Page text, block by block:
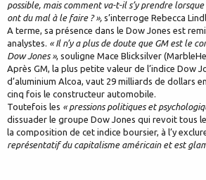
possible, mais comment va-t-il s’y prendre
ont du mal à le faire ? », s’interroge Rebecca
A terme, sa présence dans le Dow Jones est
analystes. « Il n’y a plus de doute que GM est le
Dow Jones », souligne Mace Blicksilver
Après GM, la plus petite valeur de l’indice Dow
d’aluminium Alcoa, vaut 29 milliards de dollars
cinq fois le constructeur automobile.
Toutefois les « pressions politiques et
dissuader le groupe Dow Jones qui revoit tous
la composition de cet indice boursier, à l’y
représentatif du capitalisme américain et est